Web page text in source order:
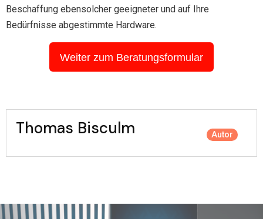
Beschaffung ebensolcher geeigneter und auf Ihre
Bedürfnisse abgestimmte Hardware.
Weiter zum Beratungsformular
Thomas Bisculm Autor